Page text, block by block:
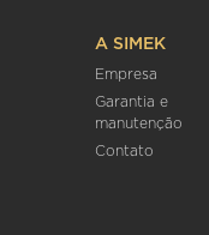
A SIMEK
Empresa
Garantia e
manutenção
Contato